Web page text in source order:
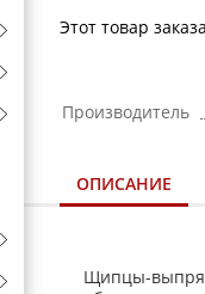
Этот товар
Производитель
ОПИСАНИЕ
Щипцы-